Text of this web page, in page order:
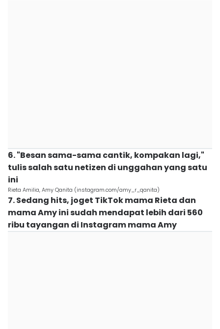
6. "Besan sama-sama cantik, kompakan lagi,"
tulis salah satu netizen di unggahan yang satu
ini
Rieta Amilia, Amy Qanita (instagram.com/amy_r_qanita)
7. Sedang hits, joget TikTok mama Rieta dan
mama Amy ini sudah mendapat lebih dari 560
ribu tayangan di Instagram mama Amy